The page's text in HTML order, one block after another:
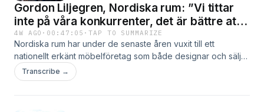
Gordon Liljegren, Nordiska rum: ”Vi tittar
inte på våra konkurrenter, det är bättre att
de tittar på oss så kan vi visa vägen”
4W AGO · 00:47:05 ·TAP TO SUMMARIZE
Nordiska rum har under de senaste åren vuxit till ett
nationellt erkänt möbelföretag som både designar och säljer
egna produkter. Hör Gordon Liljegren, en av tre grundare av
företaget, berätta om hur det hela startade, vilka utmaningar
Transcribe →